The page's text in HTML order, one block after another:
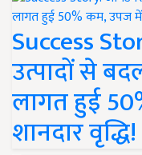
Success
उत्पादों से
लागत हुई
शानदार वृद्धि!